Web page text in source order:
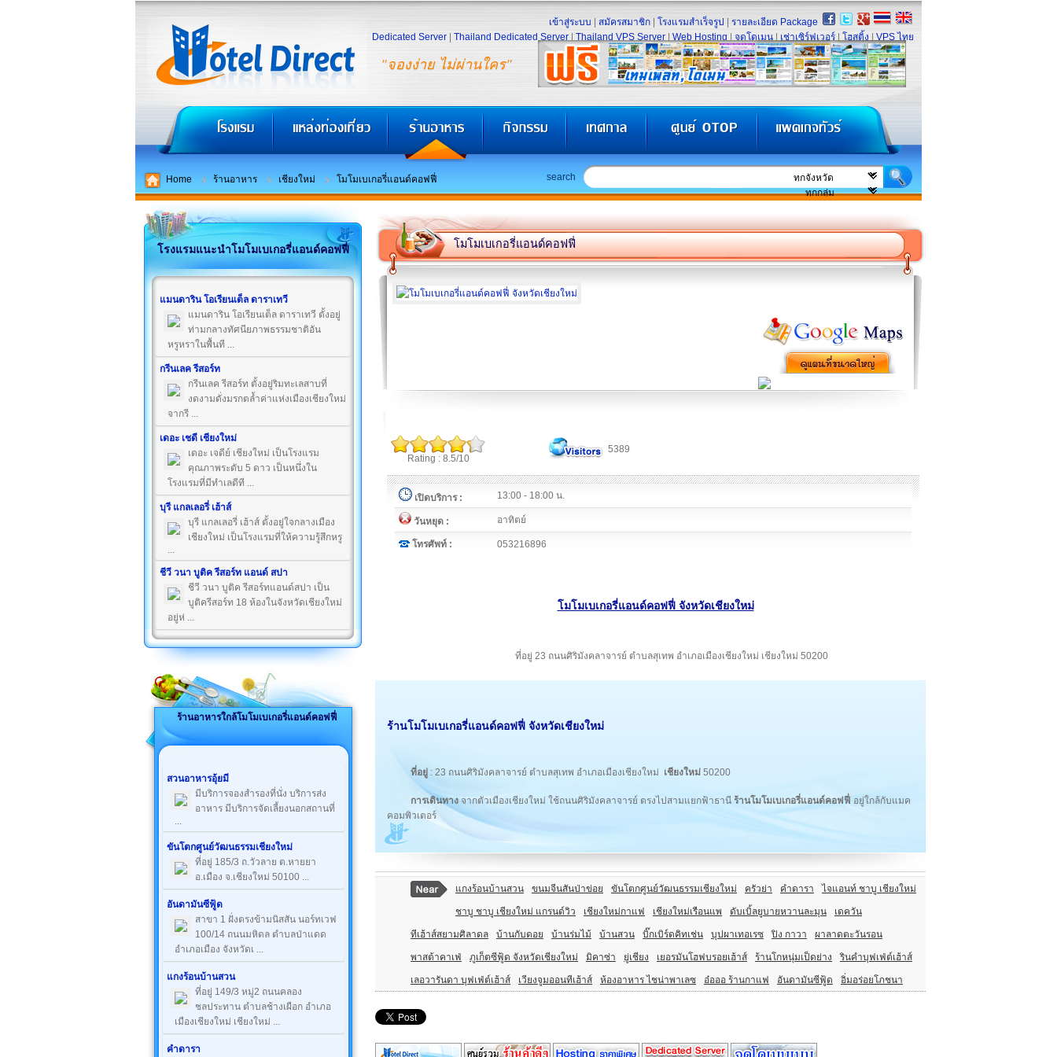
"จองง่าย ไม่ผ่านใคร"
เข้าสู่ระบบ สมัครสมาชิก โรงแรมสำเร็จรูป
รายละเอียด Package
Dedicated Server
Thailand Dedicated Server Thailand VPS Server Web Hosting จดโดเมน เช่าเซิร์ฟเวอร์ โฮสติ้ง VPS ไทย
Home ร้านอาหาร เชียงใหม่ โมโมเบเกอรี่แอนด์คอฟฟี่ search
โรงแรมแนะนำโมโมเบเกอรี่แอนด์คอฟฟี่
แมนดาริน โอเรียนเต็ล ดาราเทวี
แมนดาริน โอเรียนเต็ล ดาราเทวี ตั้งอยู่
ท่ามกลางทัศนียภาพธรรมชาติอัน
หรูหราในพื้นที ...
กรีนเลค รีสอร์ท
กรีนเลค รีสอร์ท ตั้งอยู่ริมทะเลสาบที่
งดงามดั่งมรกตล้ำค่าแห่งเมืองเชียงใหม่
จากรี ...
เดอะ เชดี เชียงใหม่
เดอะ เจดีย์ เชียงใหม่ เป็นโรงแรม
คุณภาพระดับ 5 ดาว เป็นหนึ่งใน
โรงแรมที่มีทำเลดีที ...
บุรี แกลเลอรี่ เฮ้าส์
บุรี แกลเลอรี่ เฮ้าส์ ตั้งอยู่ใจกลางเมือง
เชียงใหม่ เป็นโรงแรมที่ให้ความรู้สึกหรู
...
ชีวี วนา บูติค รีสอร์ท แอนด์ สปา
ชีวี วนา บูติค รีสอร์ทแอนด์สปา เป็น
บูติครีสอร์ท 18 ห้องในจังหวัดเชียงใหม่
อยู่ห่ ...
ร้านอาหารใกล้โมโมเบเกอรี่แอนด์คอฟฟี่
สวนอาหารอุ้ยมี
มีบริการจองสำรองที่นั่ง บริการส่ง
อาหาร มีบริการจัดเลี้ยงนอกสถานที่
...
ขันโตกศูนย์วัฒนธรรมเชียงใหม่
ที่อยู่ 185/3 ถ.วัวลาย ต.หายยา
อ.เมือง จ.เชียงใหม่ 50100 ...
อันดามันซีฟู้ด
สาขา 1 ฝั่งตรงข้ามนิสสัน นอร์ทเวฟ
100/14 ถนนมหิดล ตำบลป่าแดด
อำเภอเมือง จังหวัดเ ...
แกงร้อนบ้านสวน
ที่อยู่ 149/3 หมู่2 ถนนคลอง
ชลประทาน ตำบลช้างเผือก อำเภอ
เมืองเชียงใหม่ เชียงใหม่ ...
คำดารา
โมโมเบเกอรี่แอนด์คอฟฟี่
Rating : 8.5/10
5389
เปิดบริการ : 13:00 - 18:00 น.
วันหยุด : อาทิตย์
โทรศัพท์ : 053216896
โมโมเบเกอรี่แอนด์คอฟฟี่ จังหวัดเชียงใหม่
ที่อยู่ 23 ถนนศิริมังคลาจารย์ ตำบลสุเทพ อำเภอเมืองเชียงใหม่ เชียงใหม่ 50200
ร้านโมโมเบเกอรี่แอนด์คอฟฟี่ จังหวัดเชียงใหม่
ที่อยู่ : 23 ถนนศิริมังคลาจารย์ ตำบลสุเทพ อำเภอเมืองเชียงใหม่ เชียงใหม่ 50200
การเดินทางจากตัวเมืองเชียงใหม่ ใช้ถนนศิริมังคลาจารย์ ตรงไปสามแยกฟ้าธานี ร้านโมโมเบเกอรี่แอนด์คอฟฟี่ อยู่ใกล้กับแมค
คอมพิวเตอร์
แกงร้อนบ้านสวน ขนมจีนสันป่าข่อย ขันโตกศูนย์วัฒนธรรมเชียงใหม่ ครัวย่า คำดารา ไจแอนท์ ชาบู เชียงใหม่
ชาบู ชาบู เชียงใหม่ แกรนด์วิว เชียงใหม่กาแฟ เชียงใหม่เรือนแพ ดับเบิ้ลยูบายหวานละมุน เดควัน
ทีเฮ้าส์สยามศิลาดล บ้านกับดอย บ้านร่มไม้ บ้านสวน บิ๊กเบิร์ดคิทเช่น บุปผาเทอเรซ ปิง กาวา ผาลาดตะวันรอน
พาสต้าคาเฟ่ ภูเก็ตซีฟู้ด จังหวัดเชียงใหม่ มิคาซ่า ยู่เชียง เยอรมันโฮฟบรอยเฮ้าส์ ร้านโกหนุ่มเป็ดย่าง รินคำบุฟเฟ่ต์เฮ้าส์
เลอวารันดา บุฟเฟ่ต์เฮ้าส์ เวียงจูมออนทีเฮ้าส์ ห้องอาหาร ไชน่าพาเลซ อ๋อออ ร้านกาแฟ อันดามันซีฟู้ด อิ่มอร่อยโภชนา